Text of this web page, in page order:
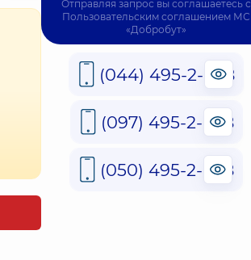
Отправляя запрос вы соглашаетесь с
Пользовательским соглашением МС
«Добробут»
(044) 495-2-888
(097) 495-2-888
(050) 495-2-888